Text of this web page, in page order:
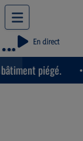
En direct
piégé.